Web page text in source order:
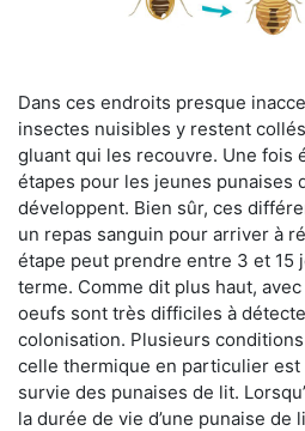
Dans ces endroits presque
insectes nuisibles y restent collés
gluant qui les recouvre. Une fois
étapes pour les jeunes punaises
développent. Bien sûr, ces
un repas sanguin pour arriver à
étape peut prendre entre 3 et 15
terme. Comme dit plus haut,
oeufs sont très difficiles à
colonisation. Plusieurs
celle thermique en particulier
survie des punaises de lit.
la durée de vie d’une punaise de